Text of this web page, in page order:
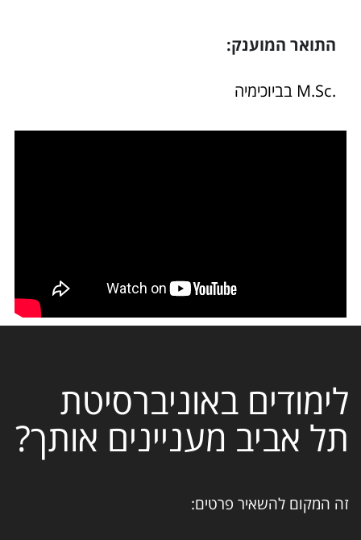
התואר המוענק:
.M.Sc בביוכימיה
לימודים באוניברסיטת
תל אביב מעניינים אותך?
זה המקום להשאיר פרטים: